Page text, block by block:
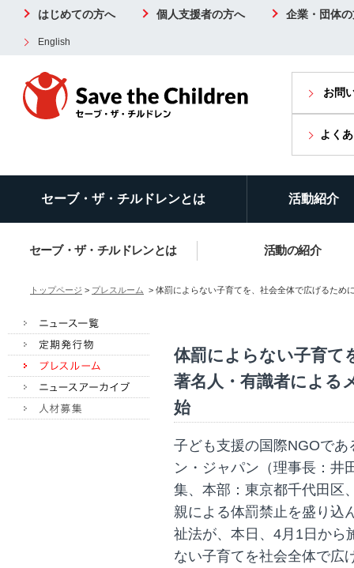
はじめての方へ 個人支援者の方へ 企業・団体
English
お問
よく
セーブ・ザ・チルドレンとは 活動紹介
セーブ・ザ・チルドレンとは 活動の紹介
トップページ > プレスルーム > 体罰によらない子育てを、社会全体で広げるため
体罰によらない子育て
著名人・有識者による
始
子ども支援の国際NGOで
ン・ジャパン（理事長：井
集、本部：東京都千代田区
親による体罰禁止を盛り込
祉法が、本日、4月1日から
ない子育てを社会全体で広